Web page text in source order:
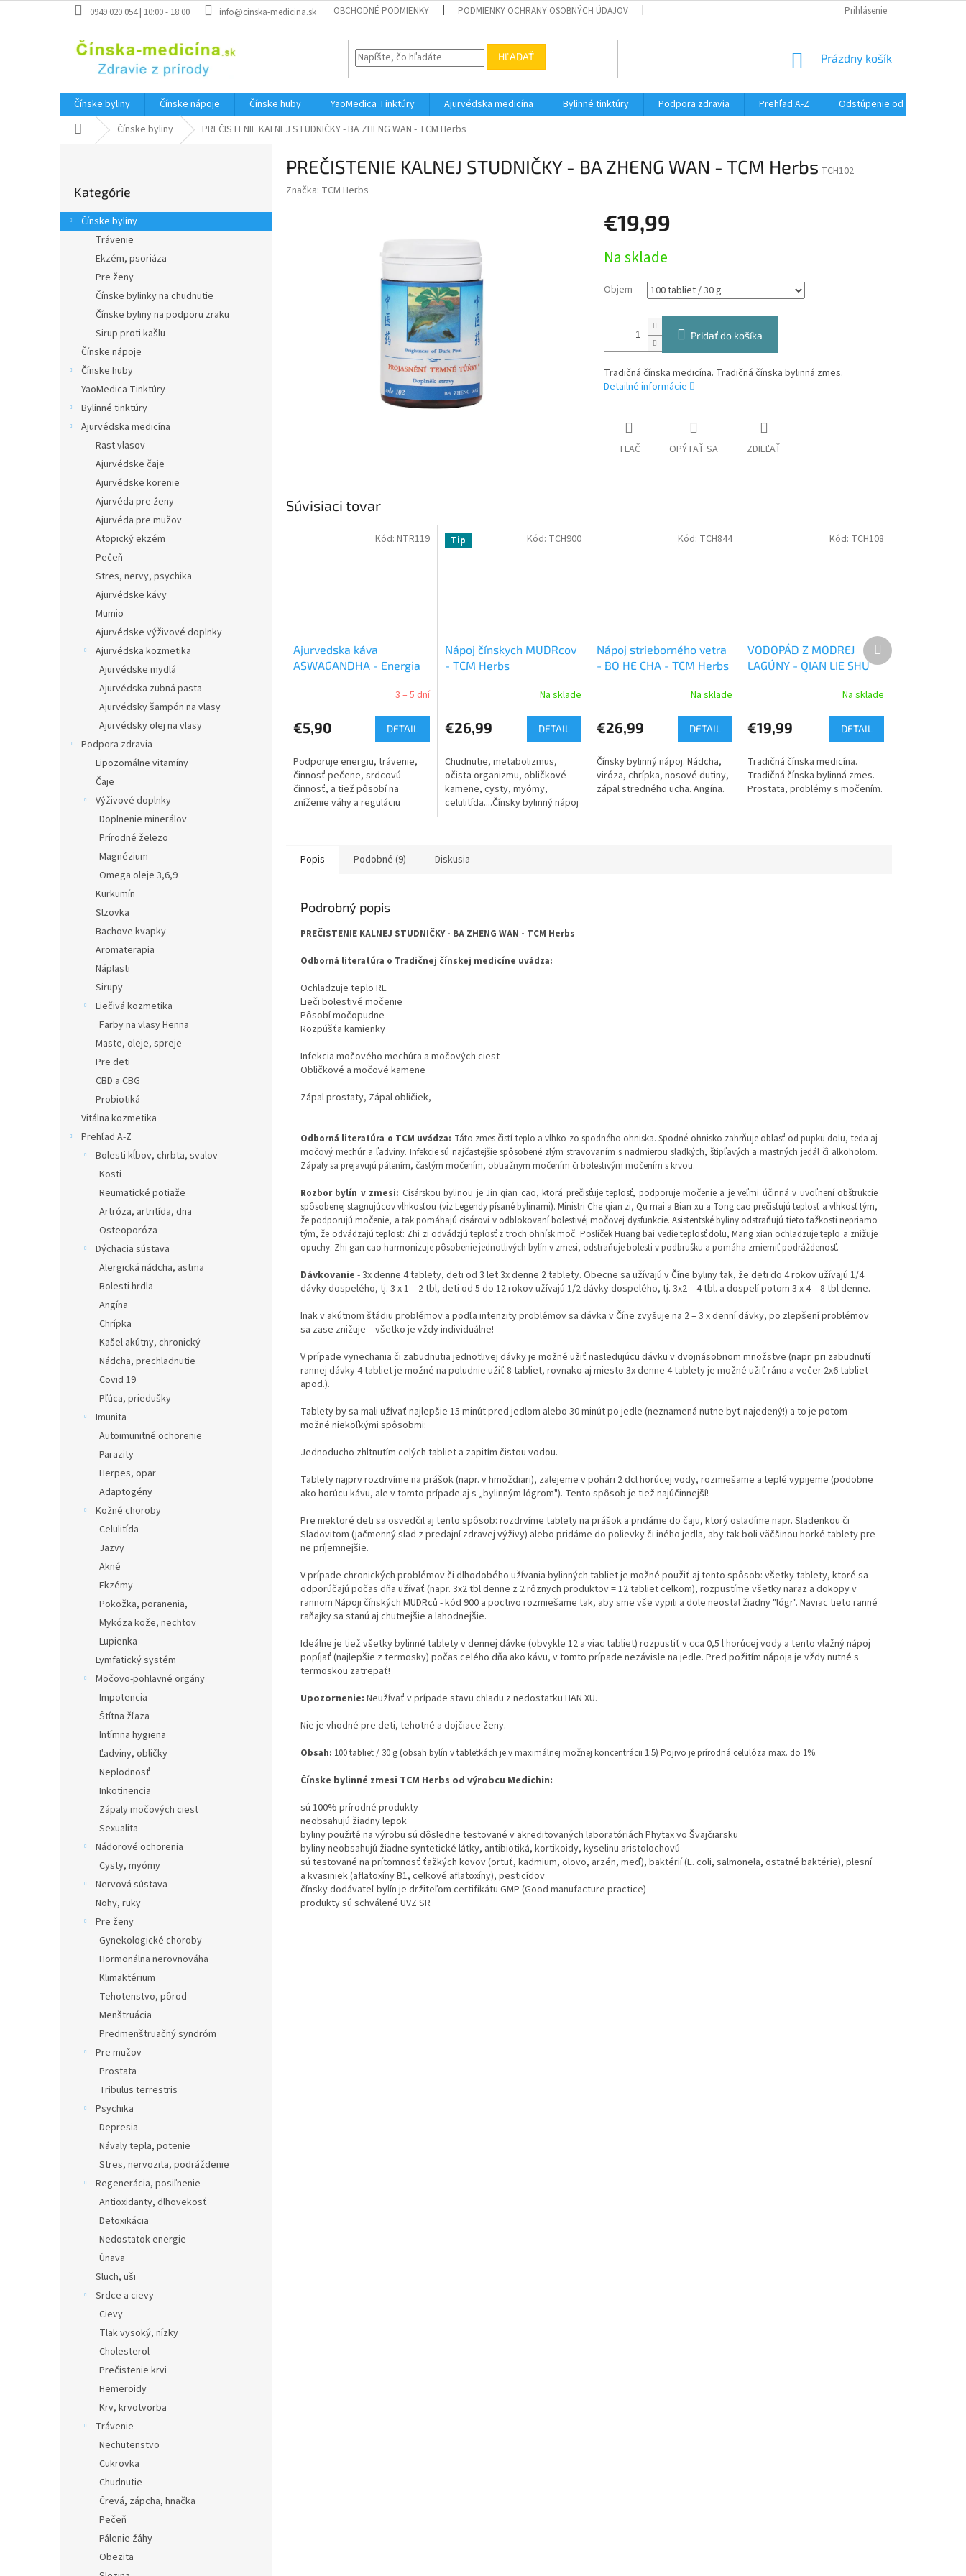
na
0949 020 054 | 10:00 - 18:00 info@cinska-medicina.sk OBCHODNÉ PODMIENKY PODMIENKY OCHRANY OSOBNÝCH ÚDAJOV VŠETKO O NÁKUPE
Prihlásenie
HĽADAŤ
NÁKUPNÝ
Prázdny košík
Čínske byliny Čínske nápoje Čínske huby YaoMedica Tinktúry Ajurvédska medicína Bylinné tinktúry Podpora zdravia Prehľad A-Z Odstúpenie od zmluvy
Domov Čínske byliny PREČISTENIE KALNEJ STUDNIČKY - BA ZHENG WAN - TCM Herbs
ý
p
kategórie
Kategórie
Čínske byliny
Trávenie
Ekzém, psoriáza
Pre ženy
Čínske bylinky na chudnutie
Čínske byliny na podporu zraku
Sirup proti kašlu
Čínske nápoje
Čínske huby
YaoMedica Tinktúry
Bylinné tinktúry
Ajurvédska medicína
Rast vlasov
Ajurvédske čaje
Ajurvédske korenie
Ajurvéda pre ženy
Ajurvéda pre mužov
Atopický ekzém
Pečeň
Stres, nervy, psychika
Ajurvédske kávy
Mumio
Ajurvédske výživové doplnky
Ajurvédska kozmetika
Ajurvédske mydlá
Ajurvédska zubná pasta
Ajurvédsky šampón na vlasy
Ajurvédsky olej na vlasy
Podpora zdravia
Lipozomálne vitamíny
Čaje
Výživové doplnky
Doplnenie minerálov
Prírodné železo
Magnézium
Omega oleje 3,6,9
Kurkumín
Slzovka
Bachove kvapky
Aromaterapia
Náplasti
Sirupy
Liečivá kozmetika
Farby na vlasy Henna
Maste, oleje, spreje
Pre deti
CBD a CBG
Probiotiká
Vitálna kozmetika
Prehľad A-Z
Bolesti kĺbov, chrbta, svalov
Kosti
Reumatické potiaže
Artróza, artritída, dna
Osteoporóza
Dýchacia sústava
Alergická nádcha, astma
Bolesti hrdla
Angína
Chrípka
Kašel akútny, chronický
Nádcha, prechladnutie
Covid 19
Pľúca, priedušky
Imunita
Autoimunitné ochorenie
Parazity
Herpes, opar
Adaptogény
Kožné choroby
Celulitída
Jazvy
Akné
Ekzémy
Pokožka, poranenia,
Mykóza kože, nechtov
Lupienka
Lymfatický systém
Močovo-pohlavné orgány
Impotencia
Štítna žľaza
Intímna hygiena
Ľadviny, obličky
Neplodnosť
Inkotinencia
Zápaly močových ciest
Sexualita
Nádorové ochorenia
Cysty, myómy
Nervová sústava
Nohy, ruky
Pre ženy
Gynekologické choroby
Hormonálna nerovnováha
Klimaktérium
Tehotenstvo, pôrod
Menštruácia
Predmenštruačný syndróm
Pre mužov
Prostata
Tribulus terrestris
Psychika
Depresia
Návaly tepla, potenie
Stres, nervozita, podráždenie
Regenerácia, posiľnenie
Antioxidanty, dlhovekosť
Detoxikácia
Nedostatok energie
Únava
Sluch, uši
Srdce a cievy
Cievy
Tlak vysoký, nízky
Cholesterol
Prečistenie krvi
Hemeroidy
Krv, krvotvorba
Trávenie
Nechutenstvo
Cukrovka
Chudnutie
Črevá, zápcha, hnačka
Pečeň
Pálenie žáhy
Obezita
PREČISTENIE KALNEJ STUDNIČKY - BA ZHENG WAN - TCM Herbs TCH102
Značka: TCM Herbs
€19,99
cena:
Na sklade
Objem
Pridať do košíka
Tradičná čínska medicína. Tradičná čínska bylinná zmes.
Detailné informácie
TLAČ OPÝTAŤ SA ZDIEĽAŤ
Súvisiaci tovar
Ajurvedska káva
ASWAGANDHA - Energia
3 – 5 dní
€5,90 DETAIL
Podporuje energiu, trávenie,
činnosť pečene, srdcovú
činnosť, a tiež pôsobí na
zníženie váhy a reguláciu
Kód: NTR119 Tip
Nápoj čínskych MUDRcov
- TCM Herbs
Na sklade
€26,99 DETAIL
Chudnutie, metabolizmus,
očista organizmu, obličkové
kamene, cysty, myómy,
celulitída....Čínsky bylinný nápoj
Kód: TCH900
Nápoj strieborného vetra
- BO HE CHA - TCM Herbs
Na sklade
€26,99 DETAIL
Čínsky bylinný nápoj. Nádcha,
viróza, chrípka, nosové dutiny,
zápal stredného ucha. Angína.
Kód: TCH844
VODOPÁD Z MODREJ
LAGÚNY - QIAN LIE SHU
Na sklade
€19,99 DETAIL
Tradičná čínska medicína.
Tradičná čínska bylinná zmes.
Prostata, problémy s močením.
Kód: TCH108
Ďalší
produkt
Popis Podobné (9) Diskusia
Podrobný popis
PREČISTENIE KALNEJ STUDNIČKY - BA ZHENG WAN - TCM Herbs
Odborná literatúra o Tradičnej čínskej medicíne uvádza:
Ochladzuje teplo RE
Lieči bolestivé močenie
Pôsobí močopudne
Rozpúšťa kamienky
Infekcia močového mechúra a močových ciest
Obličkové a močové kamene
Zápal prostaty, Zápal obličiek,
Odborná literatúra o TCM uvádza: Táto zmes čistí teplo a vlhko zo spodného ohniska. Spodné ohnisko zahrňuje oblasť od pupku dolu, teda aj
močový mechúr a ľadviny. Infekcie sú najčastejšie spôsobené zlým stravovaním s nadmierou sladkých, štipľavých a mastných jedál či alkoholom.
Zápaly sa prejavujú pálením, častým močením, obtiažnym močením či bolestivým močením s krvou.
Rozbor bylín v zmesi: Cisárskou bylinou je Jin qian cao, ktorá prečisťuje teplosť, podporuje močenie a je veľmi účinná v uvoľnení obštrukcie
spôsobenej stagnujúcov vlhkosťou (viz Legendy písané bylinami). Ministri Che qian zi, Qu mai a Bian xu a Tong cao prečisťujú teplosť a vlhkosť tým,
že podporujú močenie, a tak pomáhajú cisárovi v odblokovaní bolestivéj močovej dysfunkcie. Asistentské byliny odstraňujú tieto ťažkosti nepriamo
tým, že odvádzajú teplosť: Zhi zi odvádzjú teplosť z troch ohnísk moč. Poslíček Huang bai vedie teplosť dolu, Mang xian ochladzuje teplo a znižuje
opuchy. Zhi gan cao harmonizuje pôsobenie jednotlivých bylín v zmesi, odstraňuje bolesti v podbrušku a pomáha zmierniť podráždenosť.
Dávkovanie - 3x denne 4 tablety, deti od 3 let 3x denne 2 tablety. Obecne sa užívajú v Číne byliny tak, že deti do 4 rokov užívajú 1/4
dávky dospelého, tj. 3 x 1 – 2 tbl, deti od 5 do 12 rokov užívajú 1/2 dávky dospelého, tj. 3x2 – 4 tbl. a dospelí potom 3 x 4 – 8 tbl denne.
Inak v akútnom štádiu problémov a podľa intenzity problémov sa dávka v Číne zvyšuje na 2 – 3 x denní dávky, po zlepšení problémov
sa zase znižuje – všetko je vždy individuálne!
V prípade vynechania či zabudnutia jednotlivej dávky je možné užiť nasledujúcu dávku v dvojnásobnom množstve (napr. pri zabudnutí
rannej dávky 4 tabliet je možné na poludnie užiť 8 tabliet, rovnako aj miesto 3x denne 4 tablety je možné užiť ráno a večer 2x6 tabliet
apod.).
Tablety by sa mali užívať najlepšie 15 minút pred jedlom alebo 30 minút po jedle (neznamená nutne byť najedený!) a to je potom
možné niekoľkými spôsobmi:
Jednoducho zhltnutím celých tabliet a zapitím čistou vodou.
Tablety najprv rozdrvíme na prášok (napr. v hmoždiari), zalejeme v pohári 2 dcl horúcej vody, rozmiešame a teplé vypijeme (podobne
ako horúcu kávu, ale v tomto prípade aj s „bylinným lógrom"). Tento spôsob je tiež najúčinnejší!
Pre niektoré deti sa osvedčil aj tento spôsob: rozdrvíme tablety na prášok a pridáme do čaju, ktorý osladíme napr. Sladenkou či
Sladovitom (jačmenný slad z predajní zdravej výživy) alebo pridáme do polievky či iného jedla, aby tak boli väčšinou horké tablety pre
ne príjemnejšie.
V prípade chronických problémov či dlhodobého užívania bylinných tabliet je možné použiť aj tento spôsob: všetky tablety, ktoré sa
odporúčajú počas dňa užívať (napr. 3x2 tbl denne z 2 rôznych produktov = 12 tabliet celkom), rozpustíme všetky naraz a dokopy v
rannom Nápoji čínských MUDRců - kód 900 a poctivo rozmiešame tak, aby sme vše vypili a dole neostal žiadny "lógr". Naviac tieto ranné
raňajky sa stanú aj chutnejšie a lahodnejšie.
Ideálne je tiež všetky bylinné tablety v dennej dávke (obvykle 12 a viac tabliet) rozpustiť v cca 0,5 l horúcej vody a tento vlažný nápoj
popíjať (najlepšie z termosky) počas celého dňa ako kávu, v tomto prípade nezávisle na jedle. Pred požitím nápoja je vždy nutné s
termoskou zatrepať!
Upozornenie: Neužívať v prípade stavu chladu z nedostatku HAN XU.
Nie je vhodné pre deti, tehotné a dojčiace ženy.
Obsah: 100 tabliet / 30 g (obsah bylín v tabletkách je v maximálnej možnej koncentrácii 1:5) Pojivo je prírodná celulóza max. do 1%.
Čínske bylinné zmesi TCM Herbs od výrobcu Medichin:
sú 100% prírodné produkty
neobsahujú žiadny lepok
byliny použité na výrobu sú dôsledne testované v akreditovaných laboratóriách Phytax vo Švajčiarsku
byliny neobsahujú žiadne syntetické látky, antibiotiká, kortikoidy, kyselinu aristolochovú
sú testované na prítomnosť ťažkých kovov (ortuť, kadmium, olovo, arzén, meď), baktérií (E. coli, salmonela, ostatné baktérie), plesní
a kvasiniek (aflatoxíny B1, celkové aflatoxíny), pesticídov
čínsky dodávateľ bylín je držiteľom certifikátu GMP (Good manufacture practice)
produkty sú schválené UVZ SR